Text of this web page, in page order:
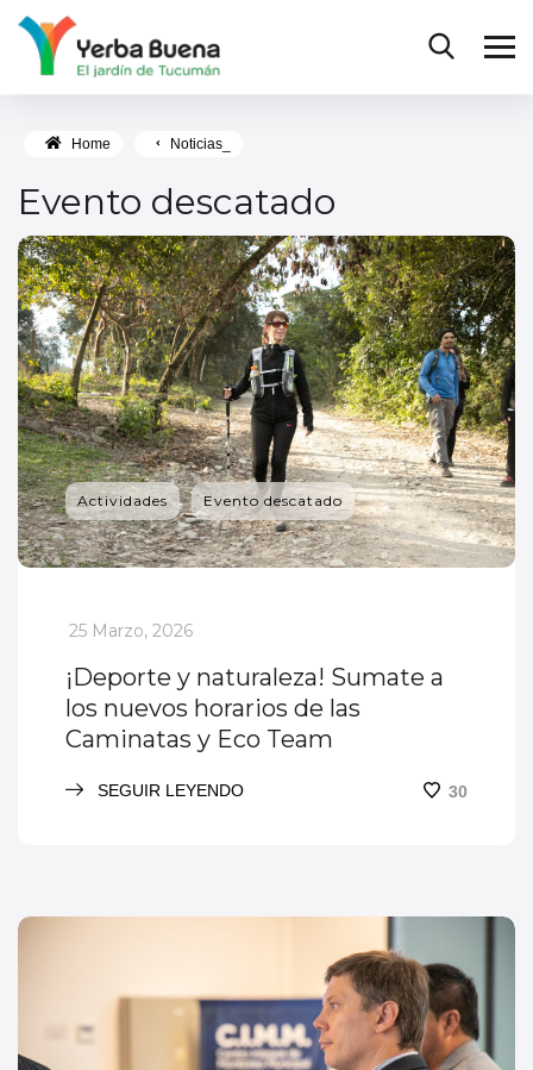
Home Noticias_
Evento descatado
Actividades Evento descatado
_
25 Marzo, 2026
¡Deporte y naturaleza! Sumate a
los nuevos horarios de las
Caminatas y Eco Team
SEGUIR LEYENDO 30